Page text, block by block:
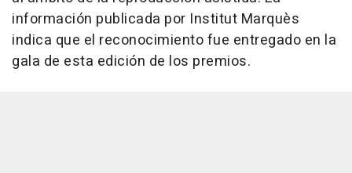
información publicada por Institut Marquès
indica que el reconocimiento fue entregado en la
gala de esta edición de los premios.